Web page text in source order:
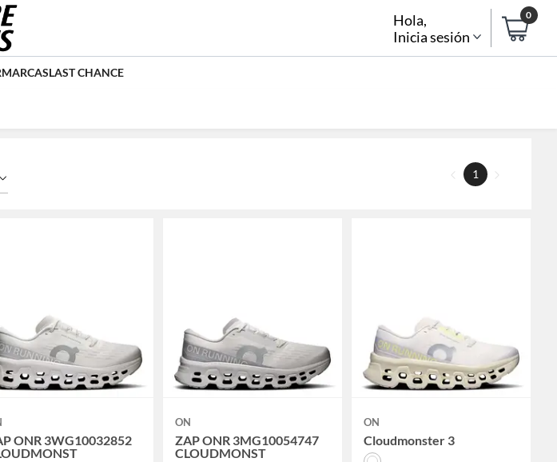
Hola,
Inicia sesión
0
MARCASLAST CHANCE
1
ONR 3WG10032852
ON
ZAP ONR 3MG10054747
CLOUDMONST
ON
Cloudmonster 3